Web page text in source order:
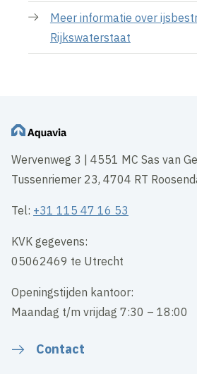
Meer informatie over
Rijkswaterstaat
Wervenweg 3 | 4551 MC Sas van
Tussenriemer 23, 4704 RT
Tel: +31 115 47 16 53
KVK gegevens:
05062469 te Utrecht
Openingstijden kantoor:
Maandag t/m vrijdag 7:30 – 18:00
Contact